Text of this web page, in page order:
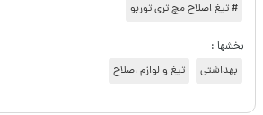
# تیغ اصلاح مچ تری توربو
بخشها :
بهداشتی
تیغ و لوازم اصلاح